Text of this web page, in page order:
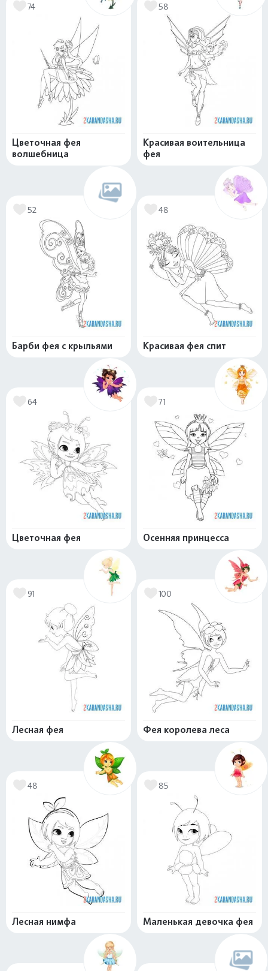
74
Цветочная фея
волшебница
58
Красивая воительница
фея
52
Барби фея с крыльями
48
Красивая фея спит
64
Цветочная фея
71
Осенняя принцесса
91
Лесная фея
100
Фея королева леса
48
Лесная нимфа
85
Маленькая девочка фея